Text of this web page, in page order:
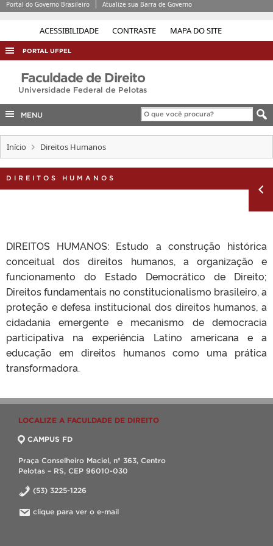
ACESSIBILIDADE CONTRASTE MAPA DO SITE
Portal do Governo Brasileiro Atualize sua Barra de Governo
PORTAL UFPEL
ACESSO À INFORMAÇÃO
AUDITORIA
COBALTO
INTERNACIONAL
Faculdade de Direito
Universidade Federal de Pelotas
MENU
Início Direitos Humanos
DIREITOS HUMANOS
DIREITOS HUMANOS: Estudo a construção histórica
conceitual dos direitos humanos, a organização e
funcionamento do Estado Democrático de Direito;
Direitos fundamentais no constitucionalismo brasileiro, a
proteção e defesa institucional dos direitos humanos, a
cidadania emergente e mecanismo de democracia
participativa na experiência Latino americana e a
educação em direitos humanos como uma prática
transformadora.
LOCALIZE A FACULDADE DE DIREITO
CAMPUS FD
Praça Conselheiro Maciel, nº 363, Centro
Pelotas – RS, CEP 96010-030
(53) 3225-1226
clique para ver o e-mail